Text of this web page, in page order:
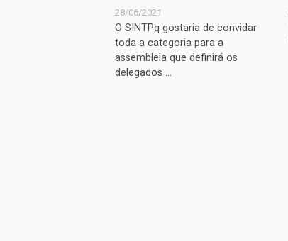
28/06/2021
O SINTPq gostaria de convidar
toda a categoria para a
assembleia que definirá os
delegados ...